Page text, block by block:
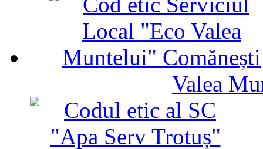
Valea